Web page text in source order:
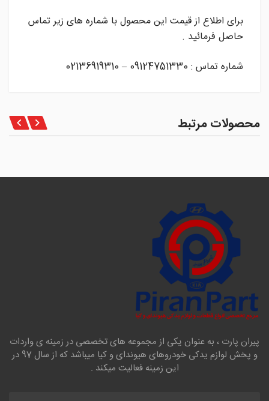
برای اطلاع از قیمت این محصول با شماره های زیر تماس
حاصل فرمائید .
شماره تماس : 09124751330 – 02136919310
محصولات مرتبط
پیران پارت ، به عنوان یکی از مجموعه های تخصصی در زمینه ی واردات
و پخش لوازم یدکی خودروهای هیوندای و کیا میباشد که از سال 97 در
این زمینه فعالیت میکند .